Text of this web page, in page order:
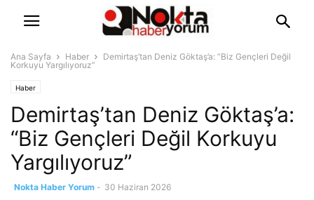
Ana Sayfa Haber
Demirtaş’tan Deniz Göktaş’a: “Biz Gençleri Değil
Korkuyu Yargılıyoruz”
Haber
Demirtaş’tan Deniz Göktaş’a:
“Biz Gençleri Değil Korkuyu
Yargılıyoruz”
Nokta Haber Yorum - 30 Haziran 2026